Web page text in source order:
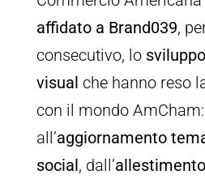
affidato a Brand039,
consecutivo, lo
visual che hanno reso
con il mondo
all’aggiornamento
social, dall’